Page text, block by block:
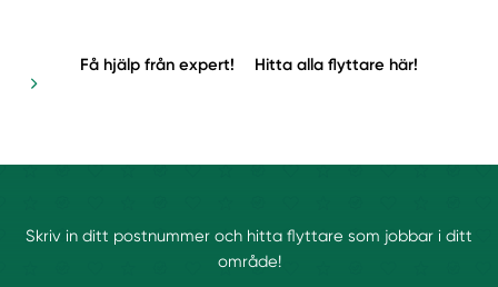
Få hjälp från expert! Hitta alla flyttare här!
Skriv in ditt postnummer och hitta flyttare som jobbar i ditt
område!